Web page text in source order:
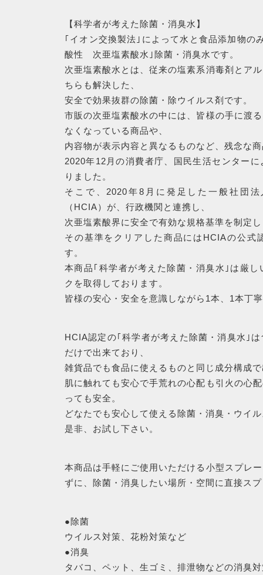
商品ランキング
NEW ITEM
新着商品
PRODUCTS
最近チェックした商品
SHOPPING
GUIDE
ショッピングガイド
ブログ
【科学者が考えた除菌・消臭水】
｢イオン交換製法｣によって水と食品添加物の
酸性 次亜塩素酸水｣除菌・消臭水です。
次亜塩素酸水とは、従来の塩素系消毒剤とア
ちらも解決した、
安全で効果抜群の除菌・除ウイルス剤です。
市販の次亜塩素酸水の中には、皆様の手に渡
なくなっている商品や、
内容物が表示内容と異なるものなど、残念な
2020年12月の消費者庁、国民生活センター
りました。
そこで、2020年8月に発足した一般社団
（HCIA）が、行政機関と連携し、
次亜塩素酸界に安全で有効な規格基準を制定
その基準をクリアした商品にはHCIAの公式
す。
本商品｢科学者が考えた除菌・消臭水｣は厳
クを取得しております。
皆様の安心・安全を意識しながら1本、1本丁
HCIA認定の｢科学者が考えた除菌・消臭水｣
だけで出来ており、
雑貨品でも食品に使えるものと同じ成分構成
肌に触れても安心で手荒れの心配も引火の心
っても安全。
どなたでも安心して使える除菌・消臭・ウイ
是非、お試し下さい。
本商品は手軽にご使用いただける小型スプレ
ずに、除菌・消臭したい場所・空間に直接ス
●除菌
ウイルス対策、花粉対策など
●消臭
タバコ、ペット、生ゴミ、排泄物などの消臭